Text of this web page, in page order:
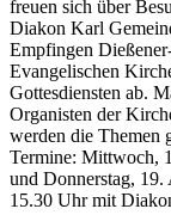
freuen sich über
Diakon Karl
Empfingen
Evangelischen
Gottesdiensten ab.
Organisten der
werden die Themen
Termine: Mittwoch,
und Donnerstag,
15.30 Uhr mit